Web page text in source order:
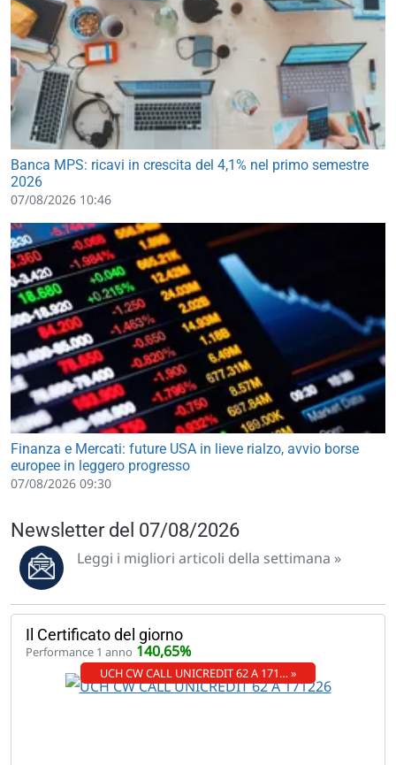
Banca MPS: ricavi in crescita del 4,1% nel primo semestre
2026
07/08/2026 10:46
Finanza e Mercati: future USA in lieve rialzo, avvio borse
europee in leggero progresso
07/08/2026 09:30
Newsletter del 07/08/2026
Leggi i migliori articoli della settimana »
Il Certificato del giorno
Performance 1 anno 140,65%
UCH CW CALL UNICREDIT 62 A 171… »